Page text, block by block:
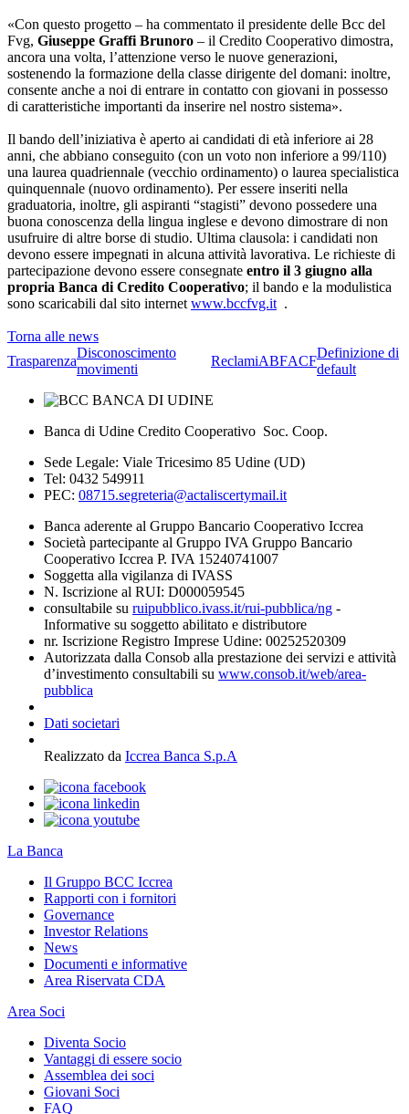
«Con questo progetto – ha commentato il presidente delle Bcc del
Fvg, Giuseppe Graffi Brunoro – il Credito Cooperativo dimostra,
ancora una volta, l’attenzione verso le nuove generazioni,
sostenendo la formazione della classe dirigente del domani: inoltre,
consente anche a noi di entrare in contatto con giovani in possesso
di caratteristiche importanti da inserire nel nostro sistema».
Il bando dell’iniziativa è aperto ai candidati di età inferiore ai 28
anni, che abbiano conseguito (con un voto non inferiore a 99/110)
una laurea quadriennale (vecchio ordinamento) o laurea specialistica
quinquennale (nuovo ordinamento). Per essere inseriti nella
graduatoria, inoltre, gli aspiranti “stagisti” devono possedere una
buona conoscenza della lingua inglese e devono dimostrare di non
usufruire di altre borse di studio. Ultima clausola: i candidati non
devono essere impegnati in alcuna attività lavorativa. Le richieste di
partecipazione devono essere consegnate entro il 3 giugno alla
propria Banca di Credito Cooperativo; il bando e la modulistica
sono scaricabili dal sito internet www.bccfvg.it .
Torna alle news
Trasparenza
Disconoscimento
movimenti
ReclamiABFACF
Definizione di
default
Banca di Udine Credito Cooperativo Soc. Coop.
Sede Legale: Viale Tricesimo 85 Udine (UD)
Tel: 0432 549911
PEC: 08715.segreteria@actaliscertymail.it
Banca aderente al Gruppo Bancario Cooperativo Iccrea
Società partecipante al Gruppo IVA Gruppo Bancario
Cooperativo Iccrea P. IVA 15240741007
Soggetta alla vigilanza di IVASS
N. Iscrizione al RUI: D000059545
consultabile su ruipubblico.ivass.it/rui-pubblica/ng -
Informative su soggetto abilitato e distributore
nr. Iscrizione Registro Imprese Udine: 00252520309
Autorizzata dalla Consob alla prestazione dei servizi e attività
d’investimento consultabili su www.consob.it/web/area-
pubblica
Dati societari
Realizzato da Iccrea Banca S.p.A
La Banca
Il Gruppo BCC Iccrea
Rapporti con i fornitori
Governance
Investor Relations
News
Documenti e informative
Area Riservata CDA
Area Soci
Diventa Socio
Vantaggi di essere socio
Assemblea dei soci
Giovani Soci
FAQ